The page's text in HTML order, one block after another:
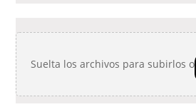
Suelta los archivos para subirlos o